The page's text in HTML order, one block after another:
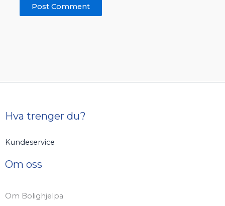
Hva trenger du?
Kundeservice
Om oss
Om Bolighjelpa